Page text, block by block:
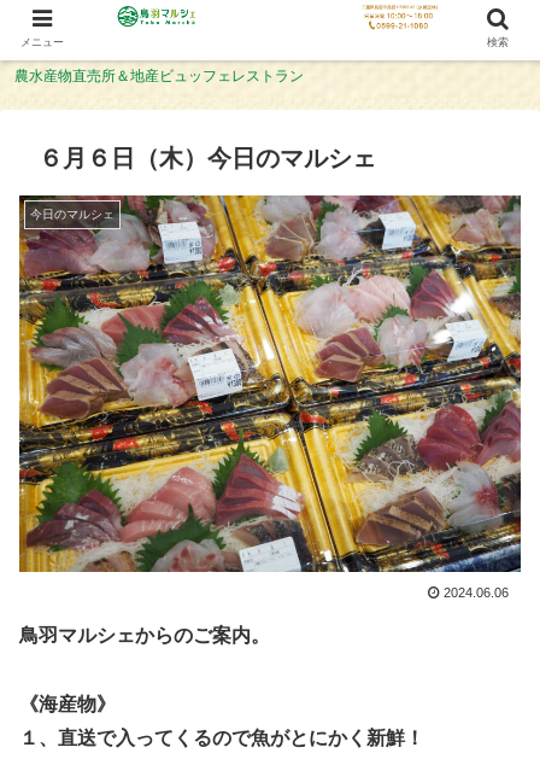
農水産物直売所＆地産ビュッフェレストラン
６月６日（木）今日のマルシェ
今日のマルシェ
2024.06.06
鳥羽マルシェからのご案内。
《海産物》
１、直送で入ってくるので魚がとにかく新鮮！
メニュー 検索